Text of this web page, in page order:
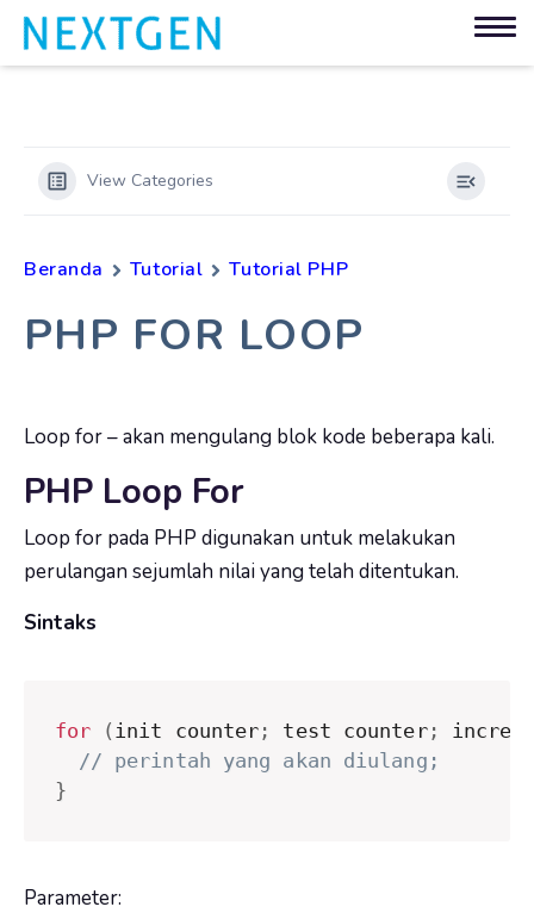
View Categories
Beranda Tutorial Tutorial PHP
PHP FOR LOOP
Loop for – akan mengulang blok kode beberapa kali.
PHP Loop For
Loop for pada PHP digunakan untuk melakukan
perulangan sejumlah nilai yang telah ditentukan.
Sintaks
for ( init counter ; test counter;
// perintah yang akan diulang;
}
Parameter: